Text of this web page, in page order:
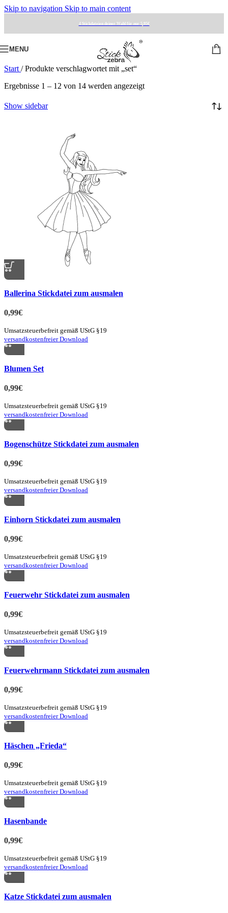
Skip to navigation Skip to main content
4 Stickdateien deiner Wahl für nur 5,95€
MENU
Start / Produkte verschlagwortet mit „set“
Ergebnisse 1 – 12 von 14 werden angezeigt
Show sidebar
zur Merkliste hinzufügen
Ballerina Stickdatei zum ausmalen
0,99€
Umsatzsteuerbefreit gemäß UStG §19
versandkostenfreier Download
zur Merkliste hinzufügen
Blumen Set
0,99€
Umsatzsteuerbefreit gemäß UStG §19
versandkostenfreier Download
zur Merkliste hinzufügen
Bogenschütze Stickdatei zum ausmalen
0,99€
Umsatzsteuerbefreit gemäß UStG §19
versandkostenfreier Download
zur Merkliste hinzufügen
Einhorn Stickdatei zum ausmalen
0,99€
Umsatzsteuerbefreit gemäß UStG §19
versandkostenfreier Download
zur Merkliste hinzufügen
Feuerwehr Stickdatei zum ausmalen
0,99€
Umsatzsteuerbefreit gemäß UStG §19
versandkostenfreier Download
zur Merkliste hinzufügen
Feuerwehrmann Stickdatei zum ausmalen
0,99€
Umsatzsteuerbefreit gemäß UStG §19
versandkostenfreier Download
zur Merkliste hinzufügen
Häschen „Frieda“
0,99€
Umsatzsteuerbefreit gemäß UStG §19
versandkostenfreier Download
zur Merkliste hinzufügen
Hasenbande
0,99€
Umsatzsteuerbefreit gemäß UStG §19
versandkostenfreier Download
zur Merkliste hinzufügen
Katze Stickdatei zum ausmalen